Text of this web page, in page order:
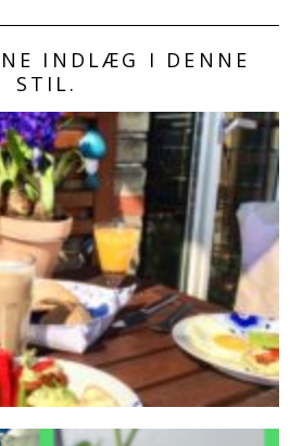
INDLÆG I DENNE
STIL.